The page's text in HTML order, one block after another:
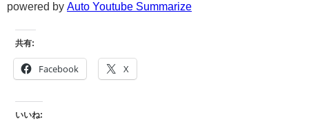
powered by Auto Youtube Summarize
共有:
Facebook X
いいね: